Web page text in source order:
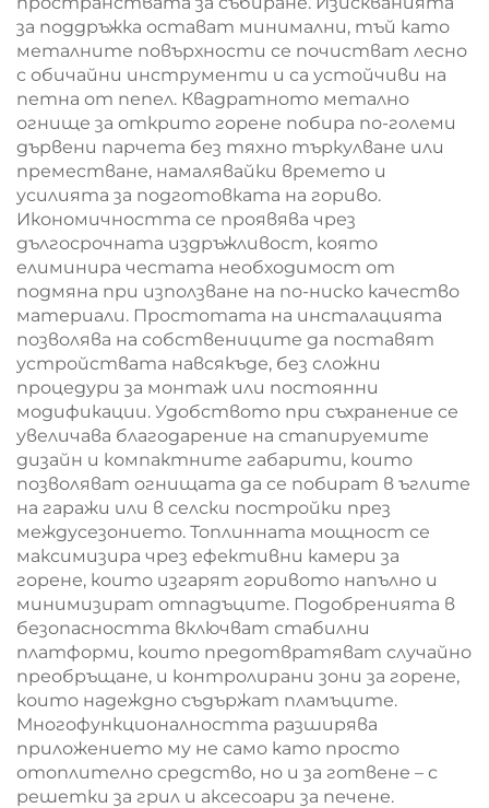
за поддръжка остават минимални, тъй като
металните повърхности се почистват лесно
с обичайни инструменти и са устойчиви на
петна от пепел. Квадратното метално
огнище за открито горене побира по-големи
дървени парчета без тяхно търкулване или
преместване, намалявайки времето и
усилията за подготовката на гориво.
Икономичността се проявява чрез
дългосрочната издръжливост, която
елиминира честата необходимост от
подмяна при използване на по-ниско качество
материали. Простотата на инсталацията
позволява на собствениците да поставят
устройствата навсякъде, без сложни
процедури за монтаж или постоянни
модификации. Удобството при съхранение се
увеличава благодарение на стапируемите
дизайн и компактните габарити, които
позволяват огнищата да се побират в ъглите
на гаражи или в селски постройки през
междусезонието. Топлинната мощност се
максимизира чрез ефективни камери за
горене, които изгарят горивото напълно и
минимизират отпадъците. Подобренията в
безопасността включват стабилни
платформи, които предотвратяват случайно
преобръщане, и контролирани зони за горене,
които надеждно съдържат пламъците.
Многофункционалността разширява
приложението му не само като просто
отоплително средство, но и за готвене – с
решетки за грил и аксесоари за печене.